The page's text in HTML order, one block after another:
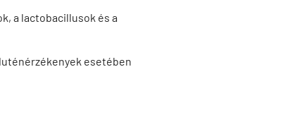
a lactobacillusok és a
esetében